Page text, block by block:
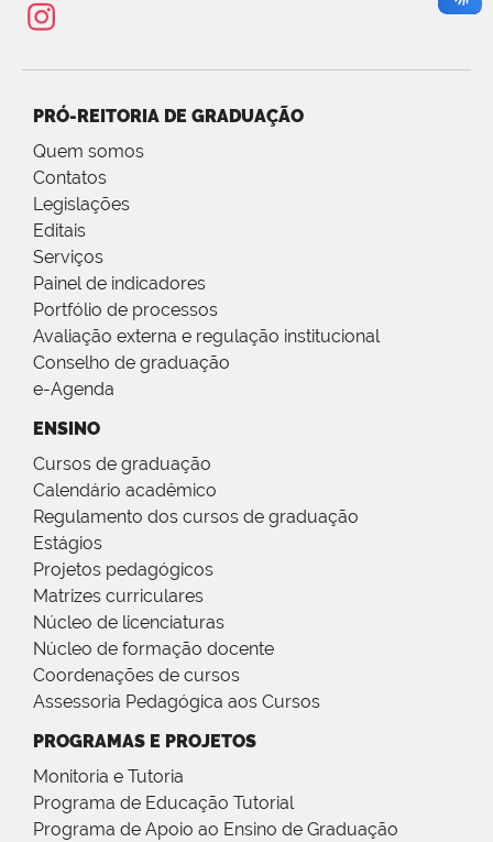
PRÓ-REITORIA DE GRADUAÇÃO
Quem somos
Contatos
Legislações
Editais
Serviços
Painel de indicadores
Portfólio de processos
Avaliação externa e regulação institucional
Conselho de graduação
e-Agenda
ENSINO
Cursos de graduação
Calendário acadêmico
Regulamento dos cursos de graduação
Estágios
Projetos pedagógicos
Matrizes curriculares
Núcleo de licenciaturas
Núcleo de formação docente
Coordenações de cursos
Assessoria Pedagógica aos Cursos
PROGRAMAS E PROJETOS
Monitoria e Tutoria
Programa de Educação Tutorial
Programa de Apoio ao Ensino de Graduação